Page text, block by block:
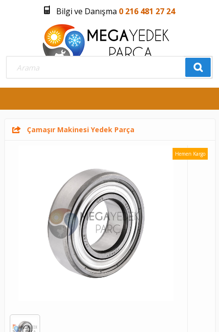
Bilgi ve Danışma 0 216 481 27 24
Üye Girişi Üye Olmak İstiyorum
Çamaşır Makinesi Yedek Parça
Hemen Kargo